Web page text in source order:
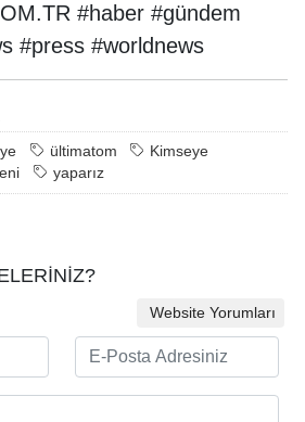
#haber #gündem
#press #worldnews
ültimatom
Kimseye
yaparız
Website Yorumları